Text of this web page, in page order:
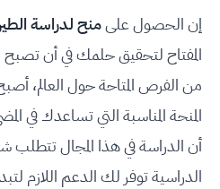
إن الحصول علىمنح لدراسة
المفتاح لتحقيق حلمك في أن
من الفرص المتاحة حول العالم،
المنحة المناسبة التي تساعدك في
أن الدراسة في هذا المجال تتطلب
الدراسية توفر لك الدعم اللازم